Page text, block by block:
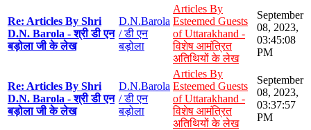
Re: Articles By Shri
D.N. Barola - श्री डी एन
बड़ोला जी के लेख
D.N.Barola
/ डी एन
बड़ोला
Articles By
Esteemed Guests
of Uttarakhand -
विशेष आमंत्रित
अतिथियों के लेख
September
08, 2023,
03:45:08
PM
Re: Articles By Shri
D.N. Barola - श्री डी एन
बड़ोला जी के लेख
D.N.Barola
/ डी एन
बड़ोला
Articles By
Esteemed Guests
of Uttarakhand -
विशेष आमंत्रित
अतिथियों के लेख
September
08, 2023,
03:37:57
PM